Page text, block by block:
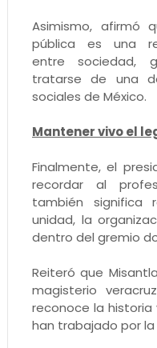
Asimismo, afirmó
pública es una
entre sociedad,
tratarse de una
sociales de México.
Mantener vivo el
Finalmente, el
recordar al
también significa
unidad, la
dentro del gremio
Reiteró que
magisterio
reconoce la
han trabajado por